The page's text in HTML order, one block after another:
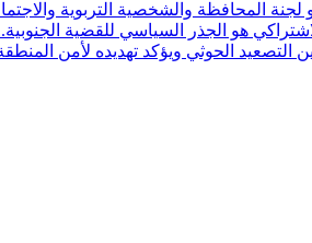
المحافظة والشخصية التربوية
هو الجذر السياسي للقضية
التصعيد الحوثي ويؤكد تهديده لأمن